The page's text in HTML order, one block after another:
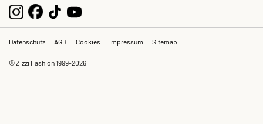
Datenschutz AGB Cookies Impressum Sitemap
© Zizzi Fashion 1999-2026